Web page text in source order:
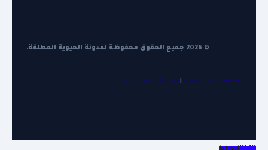
© 2026 جميع الحقوق محفوظة لمدونة الحيوية المطلقة.
سياسة الخصوصية شروط الاستخدام